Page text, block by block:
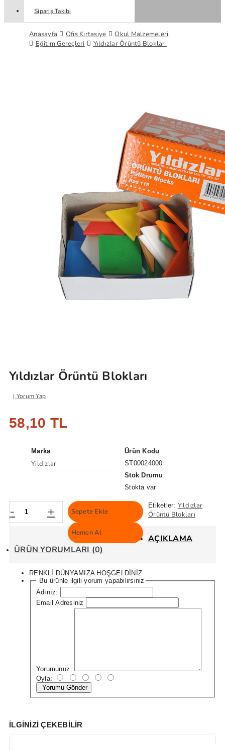
Sipariş Takibi
Anasayfa Ofis Kırtasiye
Okul Malzemeleri
Eğitim Gereçleri
Yıldızlar Örüntü Blokları
Yıldızlar Örüntü Blokları
Yorum Yap
58,10 TL
Marka
Yildizlar
Ürün Kodu
ST00024000
Stok Drumu
Stokta var
- + Sepete Ekle
Hemen Al
Etiketler: Yıldızlar
Örüntü Blokları
AÇIKLAMA
ÜRÜN YORUMLARI (0)
RENKLİ DÜNYAMIZA HOŞGELDİNİZ
Bu ürünle ilgili yorum yapabilirsiniz
Adınız:
Email Adresiniz
Yorumunuz:
Oyla:
Yorumu Gönder
İLGINIZI ÇEKEBILIR